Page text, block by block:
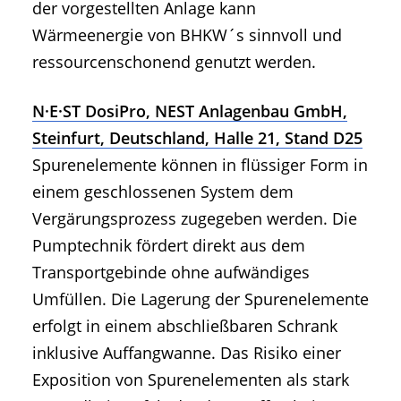
der vorgestellten Anlage kann
Wärmeenergie von BHKW´s sinnvoll und
ressourcenschonend genutzt werden.
N·E·ST DosiPro, NEST Anlagenbau GmbH,
Steinfurt, Deutschland, Halle 21, Stand D25
Spurenelemente können in flüssiger Form in
einem geschlossenen System dem
Vergärungsprozess zugegeben werden. Die
Pumptechnik fördert direkt aus dem
Transportgebinde ohne aufwändiges
Umfüllen. Die Lagerung der Spurenelemente
erfolgt in einem abschließbaren Schrank
inklusive Auffangwanne. Das Risiko einer
Exposition von Spurenelementen als stark